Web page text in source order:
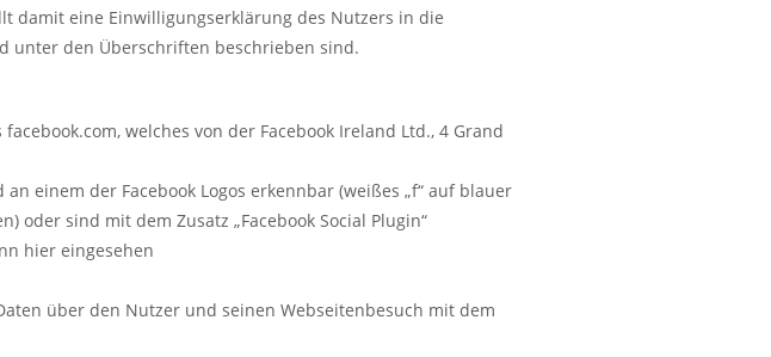
damit eine Einwilligungserklärung des Nutzers in die
unter den Überschriften beschrieben sind.
welches von der Facebook Ireland Ltd., 4 Grand
einem der Facebook Logos erkennbar (weißes „f“ auf blauer
oder sind mit dem Zusatz „Facebook Social Plugin“
hier eingesehen
über den Nutzer und seinen Webseitenbesuch mit dem